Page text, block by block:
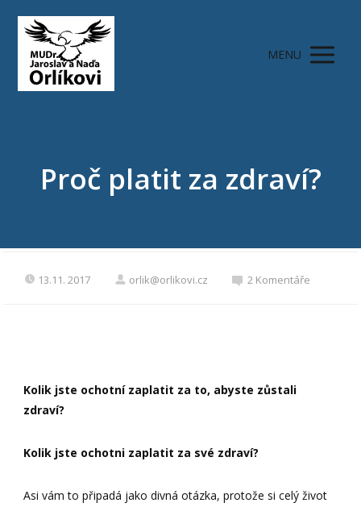
MENU
Proč platit za zdraví?
13.11. 2017 orlik@orlikovi.cz 2 Komentáře
Kolik jste ochotní zaplatit za to, abyste zůstali
zdraví?
Kolik jste ochotni zaplatit za své zdraví?
Asi vám to připadá jako divná otázka, protože si celý život